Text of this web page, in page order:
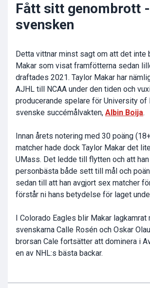
Fått sitt genombrott -
svensken
Detta vittnar minst sagt om att det inte
Makar som visat framfötterna sedan
draftades 2021. Taylor Makar har
AJHL till NCAA under den tiden och
producerande spelare för University of
svenske succémålvakten, Albin Boija.
Innan årets notering med 30 poäng
matcher hade dock Taylor Makar det
UMass. Det ledde till flytten och att
personbästa både sett till mål och
sedan till att han avgjort sex matcher
förstår ni hans betydelse för laget
I Colorado Eagles blir Makar lagkamrat
svenskarna Calle Rosén och Oskar
brorsan Cale fortsätter att dominera i
en av NHL:s bästa backar.